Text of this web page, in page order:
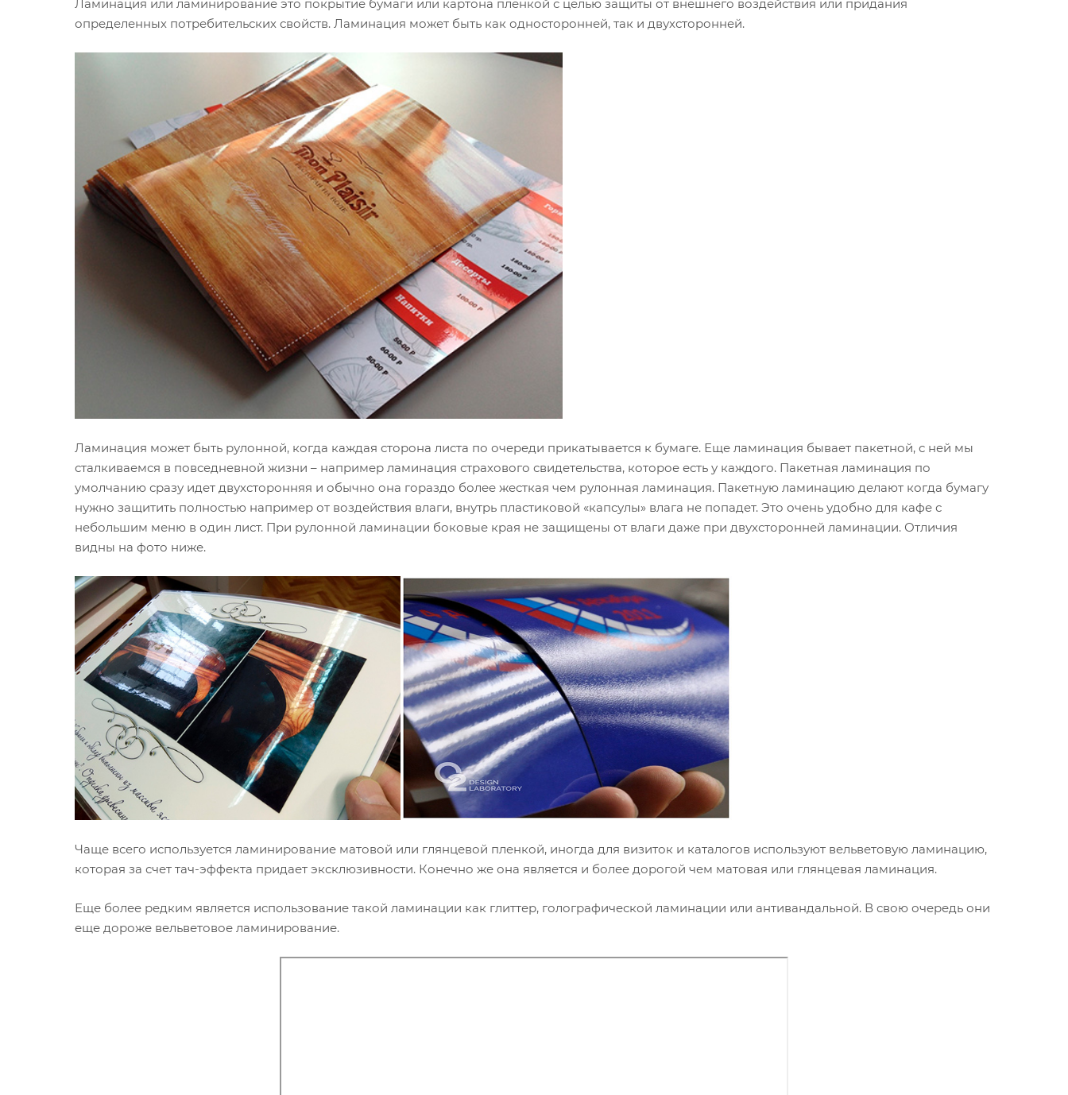
Ламинация или ламинирование это покрытие бумаги или картона пленкой с целью защиты от внешнего воздействия или придания
определенных потребительских свойств. Ламинация может быть как односторонней, так и двухсторонней.
Ламинация может быть рулонной, когда каждая сторона листа по очереди прикатывается к бумаге. Еще ламинация бывает пакетной, с ней мы
сталкиваемся в повседневной жизни – например ламинация страхового свидетельства, которое есть у каждого. Пакетная ламинация по
умолчанию сразу идет двухсторонняя и обычно она гораздо более жесткая чем рулонная ламинация. Пакетную ламинацию делают когда бумагу
нужно защитить полностью например от воздействия влаги, внутрь пластиковой «капсулы» влага не попадет. Это очень удобно для кафе с
небольшим меню в один лист. При рулонной ламинации боковые края не защищены от влаги даже при двухсторонней ламинации. Отличия
видны на фото ниже.
Чаще всего используется ламинирование матовой или глянцевой пленкой, иногда для визиток и каталогов используют вельветовую ламинацию,
которая за счет тач-эффекта придает эксклюзивности. Конечно же она является и более дорогой чем матовая или глянцевая ламинация.
Еще более редким является использование такой ламинации как глиттер, голографической ламинации или антивандальной. В свою очередь они
еще дороже вельветовое ламинирование.